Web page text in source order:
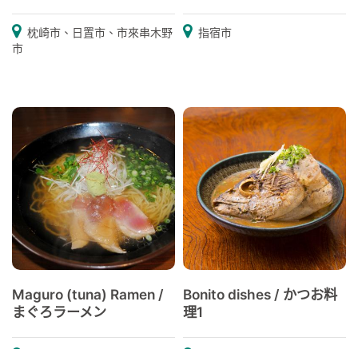
枕崎市、日置市、市來串木野
市
指宿市
Maguro (tuna) Ramen /
まぐろラーメン
Bonito dishes / かつお料
理1